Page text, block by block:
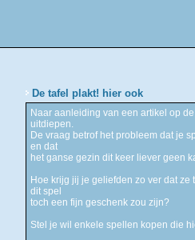
De tafel plakt! hier ook
Naar aanleiding van een artikel op
uitdiepen.
De vraag betrof het probleem dat je
en dat
het ganse gezin dit keer liever geen
Hoe krijg jij je geliefden zo ver dat
dit spel
toch een fijn geschenk zou zijn?
Stel je wil enkele spellen kopen die